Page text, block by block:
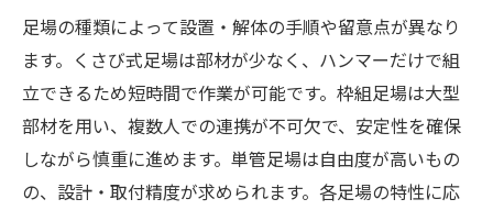
足場の種類によって設置・解体の手順や留意点が異なり
ます。くさび式足場は部材が少なく、ハンマーだけで組
立できるため短時間で作業が可能です。枠組足場は大型
部材を用い、複数人での連携が不可欠で、安定性を確保
しながら慎重に進めます。単管足場は自由度が高いもの
の、設計・取付精度が求められます。各足場の特性に応